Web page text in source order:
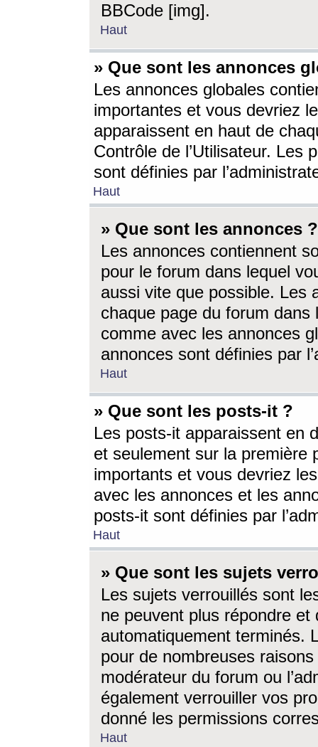
BBCode [img].
Haut
» Que sont les annonces
Les annonces globales
importantes et vous devriez
apparaissent en haut de
Contrôle de l’Utilisateur. Les
sont définies par
Haut
» Que sont les annonces ?
Les annonces contiennent
pour le forum dans lequel
aussi vite que possible. Les
chaque page du forum dans
comme avec les annonces
annonces sont définies par
Haut
» Que sont les posts-it ?
Les posts-it apparaissent en
et seulement sur la première
importants et vous devriez
avec les annonces et les
posts-it sont définies par
Haut
» Que sont les sujets
Les sujets verrouillés sont
ne peuvent plus répondre
automatiquement terminés.
pour de nombreuses
modérateur du forum ou
également verrouiller vos
donné les permissions
Haut